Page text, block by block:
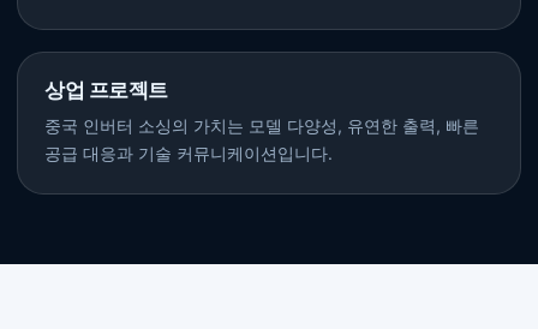
상업 프로젝트
중국 인버터 소싱의 가치는 모델 다양성, 유연한 출력, 빠른
공급 대응과 기술 커뮤니케이션입니다.